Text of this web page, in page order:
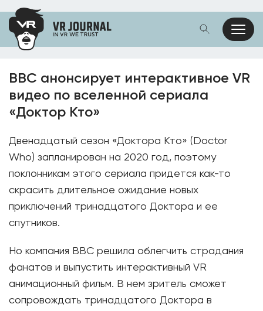
BBC анонсирует интерактивное VR
видео по вселенной сериала
«Доктор Кто»
Двенадцатый сезон «Доктора Кто» (Doctor
Who) запланирован на 2020 год, поэтому
поклонникам этого сериала придется как-то
скрасить длительное ожидание новых
приключений тринадцатого Доктора и ее
спутников.
Но компания BBC решила облегчить страдания
фанатов и выпустить интерактивный VR
анимационный фильм. В нем зритель сможет
сопровождать тринадцатого Доктора в